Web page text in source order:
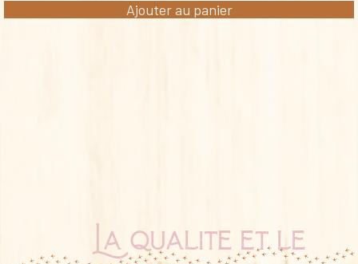
Ajouter au panier
La qualité et le